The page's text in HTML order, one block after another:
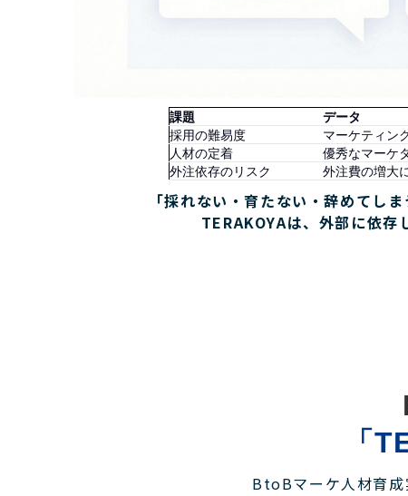
課題
データ
採用の難易度
マーケティン
人材の定着
優秀なマーケ
外注依存のリスク
外注費の増大
「採れない・育たない・辞めてし
TERAKOYAは、外部に依存
「
BtoBマーケ人材育成